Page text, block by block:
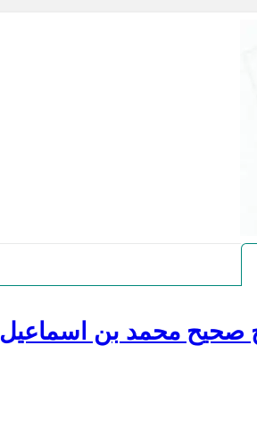
صحيح محمد بن اسماعيل